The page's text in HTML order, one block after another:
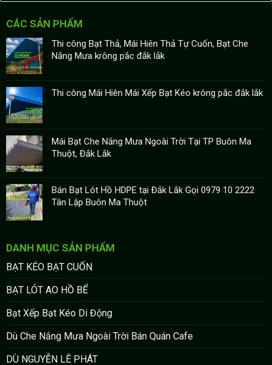
CÁC SẢN PHẨM
Thi công Bạt Thả, Mái Hiên Thả Tự Cuốn, Bạt Che
Nắng Mưa krông pắc đắk lắk
Thi công Mái Hiên Mái Xếp Bạt Kéo krông pắc đắk lắk
Mái Bạt Che Nắng Mưa Ngoài Trời Tại TP Buôn Ma
Thuột, Đắk Lắk
Bán Bạt Lót Hồ HDPE tại Đắk Lắk Gọi 0979 10 2222
Tân Lập Buôn Ma Thuột
DANH MỤC SẢN PHẨM
BẠT KÉO BẠT CUỐN
BẠT LÓT AO HỒ BỂ
Bạt Xếp Bạt Kéo Di Động
Dù Che Nắng Mưa Ngoài Trời Bán Quán Cafe
DÙ NGUYỄN LÊ PHÁT